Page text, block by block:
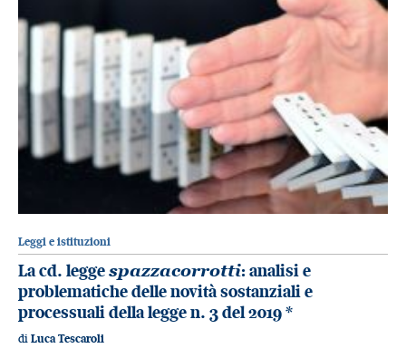
Leggi e istituzioni
La cd. leggespazzacorrotti: analisi e
problematiche delle novità sostanziali e
processuali della legge n. 3 del 2019*
di Luca Tescaroli